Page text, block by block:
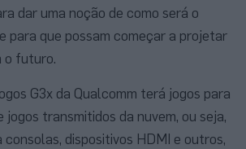
dar uma noção de como será o
para que possam começar a projetar
o futuro.
G3x da Qualcomm terá jogos para
jogos transmitidos da nuvem, ou seja,
consolas, dispositivos HDMI e outros,